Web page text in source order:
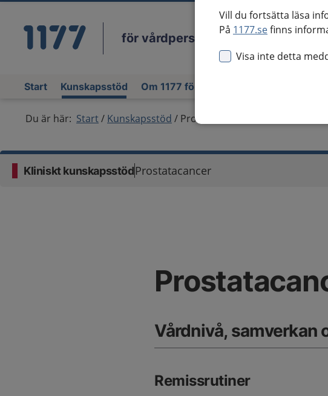
Vill du fortsätta läsa
På 1177.sefinns
Visa inte detta
för vårdpersonal Välj region
Start Kunskapsstöd Om 1177 för vårdpersonal
Du är här: Start Kunskapsstöd Prostatacancer
Kliniskt kunskapsstödProstatacancer
Vårdnivå, samverkan
Remissrutiner